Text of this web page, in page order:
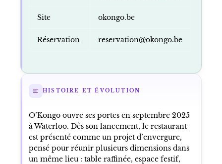
Site okongo.be
Réservation reservation@okongo.be
HISTOIRE ET ÉVOLUTION
O’Kongo ouvre ses portes en septembre 2025
à Waterloo. Dès son lancement, le restaurant
est présenté comme un projet d’envergure,
pensé pour réunir plusieurs dimensions dans
un même lieu : table raffinée, espace festif,